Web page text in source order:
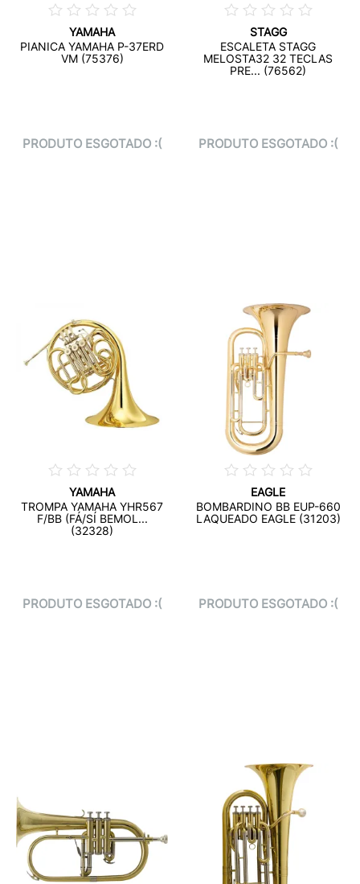
YAMAHA
PIANICA YAMAHA P-37ERD
VM (75376)
PRODUTO ESGOTADO :(
STAGG
ESCALETA STAGG
MELOSTA32 32 TECLAS
PRE... (76562)
PRODUTO ESGOTADO :(
YAMAHA
TROMPA YAMAHA YHR567
F/BB (FÁ/SÍ BEMOL...
(32328)
PRODUTO ESGOTADO :(
EAGLE
BOMBARDINO BB EUP-660
LAQUEADO EAGLE (31203)
PRODUTO ESGOTADO :(